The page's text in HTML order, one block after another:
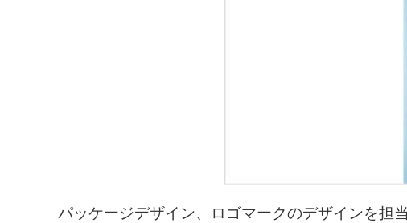
パッケージデザイン、ロゴマークのデザインを担